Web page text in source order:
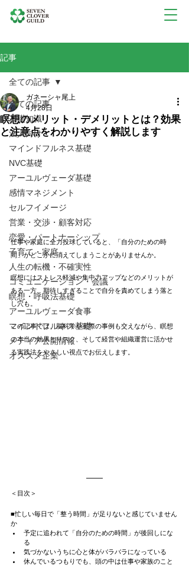
記事
全ての記事
基礎知識
法人向け
マインドフルネス基礎
NVC基礎
アーユルヴェーダ基礎
感情マネジメント
セルフイメージ
営業・交渉・顧客対応
恋愛・パートナーシップ
子育て・家庭
人生の転機・不確実性
コミュニケーション・会議
瞑想・呼吸法基礎
アーユルヴェーダ食事
マインドフルネス基礎
メディア公開情報
オススメ企業
全ての記事
瞑想のメリット・デメリットとは？効果
と注意点をわかりやすく解説します
ガネーシャ尾上
4月28日
仕事や家庭に全力投球していると、「自分のための時
間」がどこかに消えてしまうことがありませんか。
瞑想にはストレス軽減や集中力アップなどのメリットが
ある一方、期待しすぎることで自分を責めてしまう落と
し穴も。
この記事では、脳科学や実際の事例も交えながら、瞑想
の本当の効果とリスク、そして経営や組織運営に活かせ
る実践法をやさしい視点でお伝えします。
＜目次＞
■忙しい毎日で「整う時間」が足りないと感じていません
か
予定に追われて「自分のための時間」が後回しにな
る
気づかないうちに心と体がバラバラになっている
休んでいるつもりでも、頭の中は仕事や家族のこと